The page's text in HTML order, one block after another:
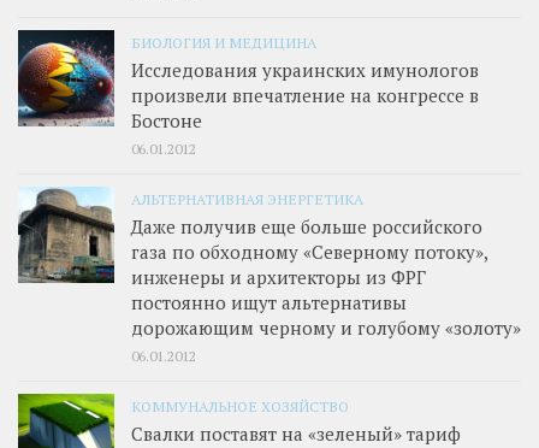
БИОЛОГИЯ И МЕДИЦИНА
Исследования украинских имунологов
произвели впечатление на конгрессе в
Бостоне
06.01.2012
АЛЬТЕРНАТИВНАЯ ЭНЕРГЕТИКА
Даже получив еще больше российского
газа по обходному «Северному потоку»,
инженеры и архитекторы из ФРГ
постоянно ищут альтернативы
дорожающим черному и голубому «золоту»
06.01.2012
КОММУНАЛЬНОЕ ХОЗЯЙСТВО
Свалки поставят на «зеленый» тариф